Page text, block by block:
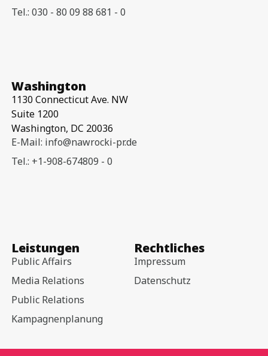
Tel.: 030 - 80 09 88 681 - 0
Washington
1130 Connecticut Ave. NW
Suite 1200
Washington, DC 20036
E-Mail: info@nawrocki-pr.de
Tel.: +1-908-674809 - 0
Leistungen
Public Affairs
Media Relations
Public Relations
Kampagnenplanung
Rechtliches
Impressum
Datenschutz